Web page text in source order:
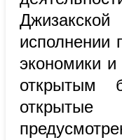
Джизакской
исполнении
экономики
открытым